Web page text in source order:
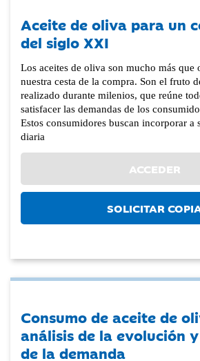
Aceite de oliva para un
del siglo XXI
Los aceites de oliva son mucho más que
nuestra cesta de la compra. Son el fruto
realizado durante milenios, que reúne
satisfacer las demandas de los
Estos consumidores buscan incorporar a
diaria
ACCEDER
SOLICITAR
Consumo de aceite de
análisis de la evolución
de la demanda